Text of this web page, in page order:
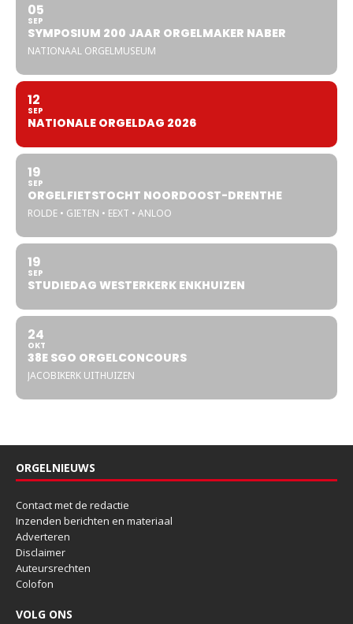
05
SEP
SYMPOSIUM 200 JAAR ORGELMAKER NABER
NATIONAAL ORGELMUSEUM
12
SEP
NATIONALE ORGELDAG 2026
19
SEP
ORGELFIETSTOCHT NOORDOOST-DRENTHE
ROLDE • GIETEN • EEXT • ANLOO
19
SEP
STUDIEDAG WESTERKERK ENKHUIZEN
24
OKT
38E SGO ORGELCONCOURS
JACOBIKERK UITHUIZEN
ORGELNIEUWS
Contact met de redactie
Inzenden berichten en materiaal
Adverteren
Disclaimer
Auteursrechten
Colofon
VOLG ONS